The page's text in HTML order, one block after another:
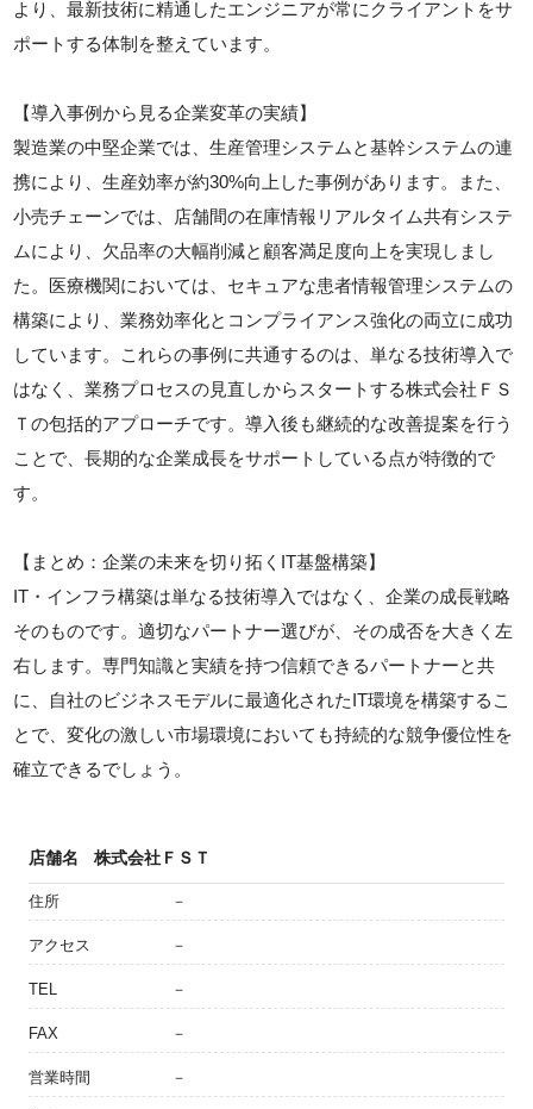
より、最新技術に精通したエンジニアが常にクライアントをサ
ポートする体制を整えています。
【導入事例から見る企業変革の実績】
製造業の中堅企業では、生産管理システムと基幹システムの連
携により、生産効率が約30%向上した事例があります。また、
小売チェーンでは、店舗間の在庫情報リアルタイム共有システ
ムにより、欠品率の大幅削減と顧客満足度向上を実現しまし
た。医療機関においては、セキュアな患者情報管理システムの
構築により、業務効率化とコンプライアンス強化の両立に成功
しています。これらの事例に共通するのは、単なる技術導入で
はなく、業務プロセスの見直しからスタートする株式会社ＦＳ
Ｔの包括的アプローチです。導入後も継続的な改善提案を行う
ことで、長期的な企業成長をサポートしている点が特徴的で
す。
【まとめ：企業の未来を切り拓くIT基盤構築】
IT・インフラ構築は単なる技術導入ではなく、企業の成長戦略
そのものです。適切なパートナー選びが、その成否を大きく左
右します。専門知識と実績を持つ信頼できるパートナーと共
に、自社のビジネスモデルに最適化されたIT環境を構築するこ
とで、変化の激しい市場環境においても持続的な競争優位性を
確立できるでしょう。
店舗名 株式会社ＦＳＴ
住所 －
アクセス －
TEL －
FAX －
営業時間 －